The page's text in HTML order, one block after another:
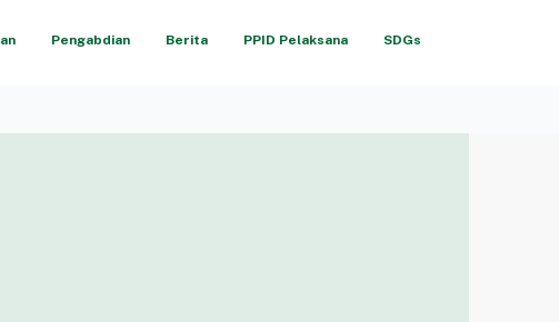
Pengabdian Berita PPID Pelaksana SDGs